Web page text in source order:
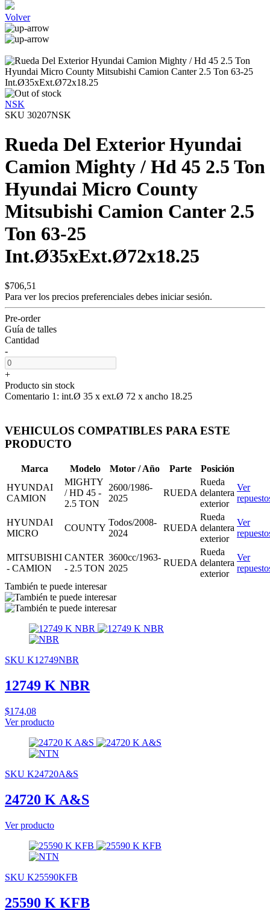
Volver
NSK
SKU 30207NSK
Rueda Del Exterior Hyundai
Camion Mighty / Hd 45 2.5 Ton
Hyundai Micro County
Mitsubishi Camion Canter 2.5
Ton 63-25
Int.Ø35xExt.Ø72x18.25
$706,51
Para ver los precios preferenciales debes iniciar sesión.
Pre-order
Guía de talles
Cantidad
-
+
Producto sin stock
Comentario 1: int.Ø 35 x ext.Ø 72 x ancho 18.25
VEHICULOS COMPATIBLES PARA ESTE
PRODUCTO
Marca Modelo Motor / Año Parte
Posición
HYUNDAI
CAMION
MIGHTY
/ HD 45 -
2.5 TON
2600/1986-
2025
RUEDA
Rueda
delantera
exterior
Ver
HYUNDAI
MICRO
COUNTY
Todos/2008-
2024
RUEDA
Rueda
delantera
exterior
Ver
MITSUBISHI
- CAMION
CANTER
- 2.5 TON
3600cc/1963-
2025
RUEDA
Rueda
delantera
exterior
Ver
También te puede interesar
SKU K12749NBR
12749 K NBR
$174,08
Ver producto
SKU K24720A&S
24720 K A&S
Ver producto
SKU K25590KFB
25590 K KFB